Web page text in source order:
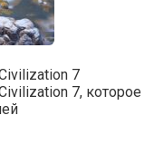
7
7, которое